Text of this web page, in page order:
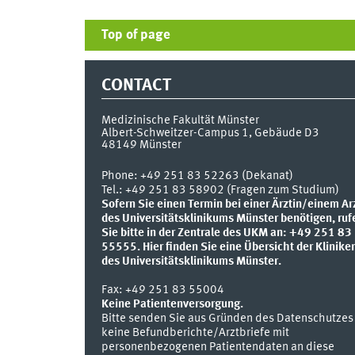
Top of page
CONTACT
Medizinische Fakultät Münster
Albert-Schweitzer-Campus 1, Gebäude D3
48149 Münster
Phone: +49 251 83 52263 (Dekanat)
Tel.: +49 251 83 58902 (Fragen zum Studium)
Sofern Sie einen Termin bei einer Ärztin/einem
des Universitätsklinikums Münster benötigen,
Sie bitte in der Zentrale des UKM an: +49 251 83
55555. Hier finden Sie eine Übersicht der
des Universitätsklinikums Münster.
Fax: +49 251 83 55004
Keine Patientenversorgung.
Bitte senden Sie aus Gründen des Datenschutzes
keine Befundberichte/Arztbriefe mit
personenbezogenen Patientendaten an diese